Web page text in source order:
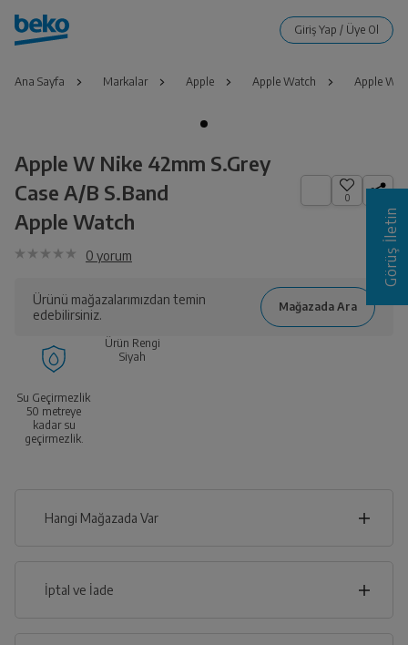
Ana Sayfa Markalar Apple Apple Watch Apple W
Apple W Nike 42mm S.Grey
Case A/B S.Band
Apple Watch
0
0 yorum
Ürünü mağazalarımızdan temin
edebilirsiniz.
Su Geçirmezlik
50 metreye
kadar su
geçirmezlik.
Ürün Rengi
Siyah
Hangi Mağazada Var
İptal ve İade
Görüş İletin